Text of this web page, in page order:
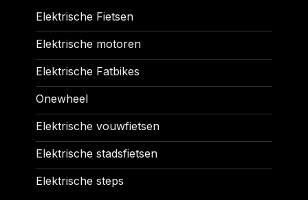
Elektrische Fietsen
Elektrische motoren
Elektrische Fatbikes
Onewheel
Elektrische vouwfietsen
Elektrische stadsfietsen
Elektrische steps